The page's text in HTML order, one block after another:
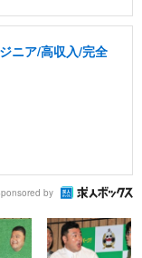
ニア/高収入/完全
by